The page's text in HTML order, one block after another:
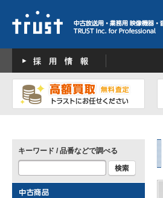
キーワード / 品番などで調べる